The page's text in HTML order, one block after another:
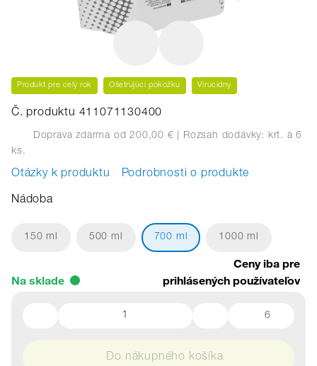
Produkt pre celý rok Ošetrujúci pokožku Virucídny
Č. produktu 411071130400
Doprava zdarma od 200,00 € | Rozsah dodávky: krt. à 6
ks.
Otázky k produktu Podrobnosti o produkte
Nádoba
150 ml 500 ml 700 ml 1000 ml
Na sklade
Ceny iba pre
prihlásených používateľov
6
Do nákupného košíka